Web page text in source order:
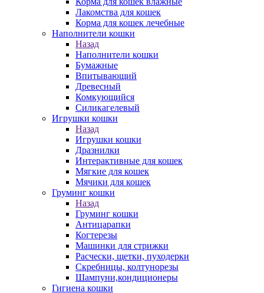
Лакомства для кошек
Корма для кошек лечебные
Наполнители кошки
Назад
Наполнители кошки
Бумажные
Впитывающий
Древесный
Комкующийся
Силикагелевый
Игрушки кошки
Назад
Игрушки кошки
Дразнилки
Интерактивные для кошек
Мягкие для кошек
Мячики для кошек
Груминг кошки
Назад
Груминг кошки
Антицарапки
Когтерезы
Машинки для стрижки
Расчески, щетки, пуходерки
Скребницы, колтунорезы
Шампуни,кондиционеры
Гигиена кошки